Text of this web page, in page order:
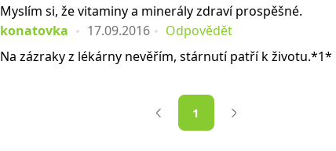
Myslím si, že vitaminy a minerály zdraví prospěšné.
konatovka
17.09.2016
Odpovědět
Na zázraky z lékárny nevěřím, stárnutí patří k životu.*1*
1